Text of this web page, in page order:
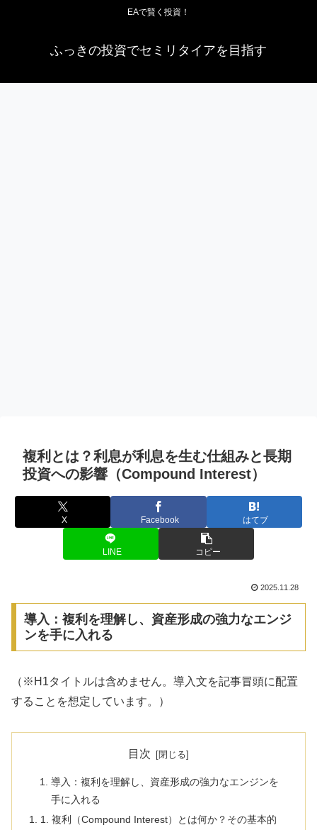
EAで賢く投資！
ふっきの投資でセミリタイアを目指す
複利とは？利息が利息を生む仕組みと長期
投資への影響（Compound Interest）
X Facebook はてブ
LINE コピー
2025.11.28
導入：複利を理解し、資産形成の強力なエンジ
ンを手に入れる
（※H1タイトルは含めません。導入文を記事冒頭に配置
することを想定しています。）
目次
導入：複利を理解し、資産形成の強力なエンジンを
手に入れる
1. 複利（Compound Interest）とは何か？その基本的